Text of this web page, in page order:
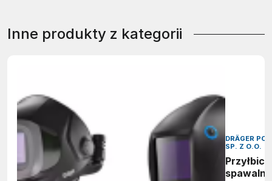
Inne produkty z kategorii
DRÄGER
SP. Z O.O.
Przyłbice